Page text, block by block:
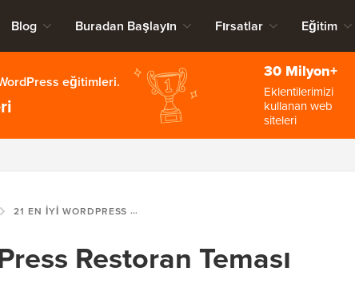
Blog Buradan Başlayın Fırsatlar Eğitim
eğitimleri.
30 Milyon+
Eklentilerimizi
kullanan web
siteleri
21 EN İYI WORDPRESS RESTORAN TEMASI
Restoran Teması